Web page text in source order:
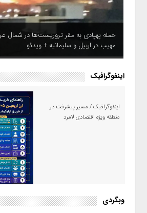
حمله پهپادی به مقر تروریست‌ها در شمال
مهیب در اربیل و سلیمانیه + ویدئو
اینفوگرافیک
اینفوگرافیک / مسیر پیشرفت در
منطقه ویژه اقتصادی لامرد
اینفوگرافیک /
اربعین از
وبگردی